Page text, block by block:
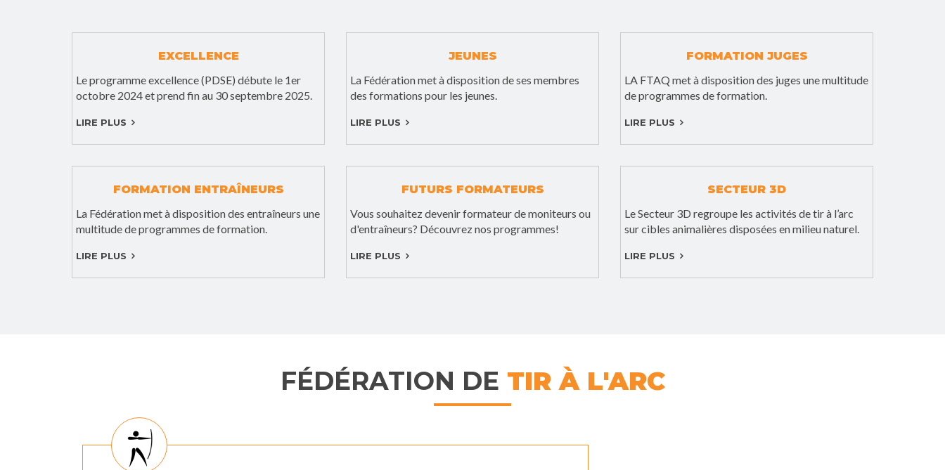
EXCELLENCE
Le programme excellence (PDSE) débute le 1er
octobre 2024 et prend fin au 30 septembre 2025.
LIRE PLUS
JEUNES
La Fédération met à disposition de ses membres
des formations pour les jeunes.
LIRE PLUS
FORMATION JUGES
LA FTAQ met à disposition des juges une multitude
de programmes de formation.
LIRE PLUS
FORMATION ENTRAÎNEURS
La Fédération met à disposition des entraîneurs une
multitude de programmes de formation.
LIRE PLUS
FUTURS FORMATEURS
Vous souhaitez devenir formateur de moniteurs ou
d'entraîneurs? Découvrez nos programmes!
LIRE PLUS
SECTEUR 3D
Le Secteur 3D regroupe les activités de tir à l’arc
sur cibles animalières disposées en milieu naturel.
LIRE PLUS
FÉDÉRATION DE TIR À L'ARC